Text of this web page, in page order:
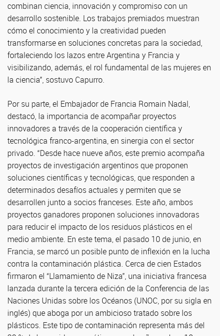
combinan ciencia, innovación y compromiso con un
desarrollo sostenible. Los trabajos premiados muestran
cómo el conocimiento y la creatividad pueden
transformarse en soluciones concretas para la sociedad,
fortaleciendo los lazos entre Argentina y Francia y
visibilizando, además, el rol fundamental de las mujeres en
la ciencia”, sostuvo Capurro.
Por su parte, el Embajador de Francia Romain Nadal,
destacó, la importancia de acompañar proyectos
innovadores a través de la cooperación científica y
tecnológica franco-argentina, en sinergia con el sector
privado. “Desde hace nueve años, este premio acompaña
proyectos de investigación argentinos que proponen
soluciones científicas y tecnológicas, que responden a
determinados desafíos actuales y permiten que se
desarrollen junto a socios franceses. Este año, ambos
proyectos ganadores proponen soluciones innovadoras
para reducir el impacto de los residuos plásticos en el
medio ambiente. En este tema, el pasado 10 de junio, en
Francia, se marcó un posible punto de inflexión en la lucha
contra la contaminación plástica. Cerca de cien Estados
firmaron el “Llamamiento de Niza”, una iniciativa francesa
lanzada durante la tercera edición de la Conferencia de las
Naciones Unidas sobre los Océanos (UNOC, por su sigla en
inglés) que aboga por un ambicioso tratado sobre los
plásticos. Este tipo de contaminación representa más del